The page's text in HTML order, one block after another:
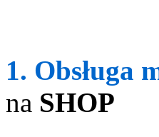
1. Obsługa
na SHOP